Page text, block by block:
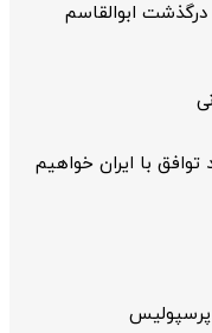
ابوالقاسم
با ایران خواهیم
پرسپولیس